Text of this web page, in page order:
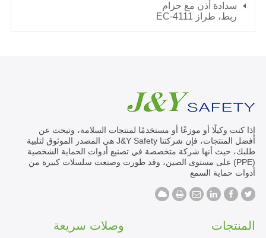
سدادة أذن مع حزام
ربط، طراز EC-4111
إذا كنت وكيلًا أو موزعًا أو مستخدمًا لمنتجات السلامة، وتبحث عن
أفضل المنتجات، فإن شركتنا J&Y Safety هي المصدر الموثوق لتلبية
طلبك، حيث أنها شركة متخصصة في تصنيع أدوات الحماية الشخصية
(PPE) على مستوى الصين، وقد طورت وصنعت سلسلات كبيرة من
أدوات حماية السمع
وصلات سريعة المنتجات